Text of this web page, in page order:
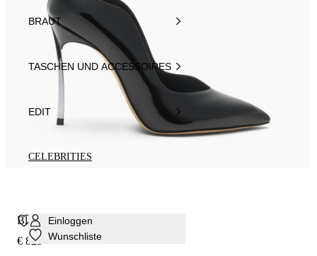
BRAUT
TASCHEN UND ACCESSOIRES
EDIT
CELEBRITIES
Einloggen
Wunschliste
Blade My Love Pumps
€ 825